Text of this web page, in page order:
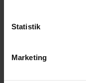
Statistik
Marketing